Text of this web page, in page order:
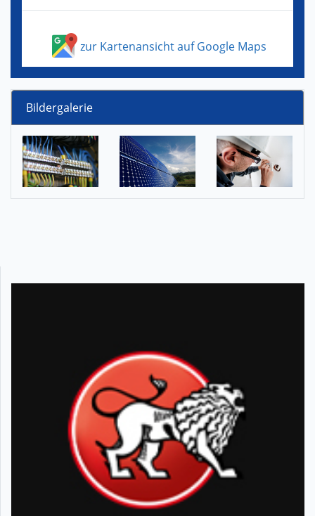
zur Kartenansicht auf Google Maps
Bildergalerie